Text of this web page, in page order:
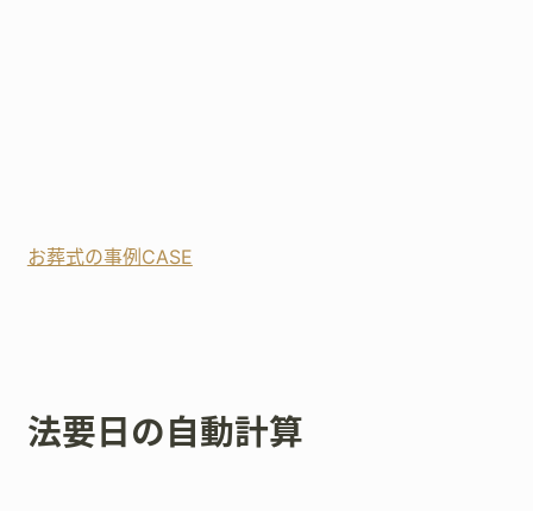
お葬式の事例CASE
法要日の自動計算